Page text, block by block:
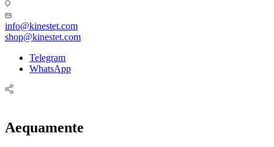
info@kinestet.com
shop@kinestet.com
Telegram
WhatsApp
Aequamente